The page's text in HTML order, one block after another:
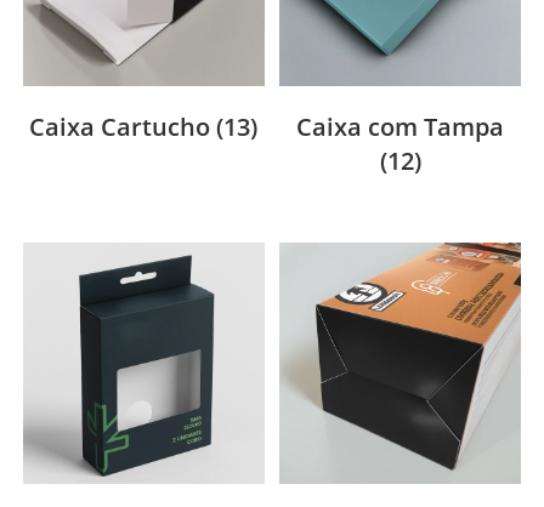
Caixa Cartucho(13)
Caixa com Tampa
(12)